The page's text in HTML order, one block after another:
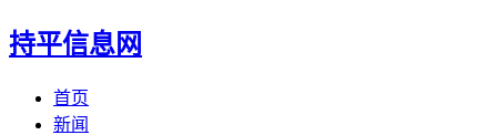
持平信息网
首页
新闻